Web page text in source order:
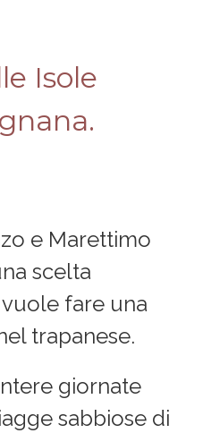
Isole
e Marettimo
scelta
fare una
trapanese.
giornate
sabbiose di